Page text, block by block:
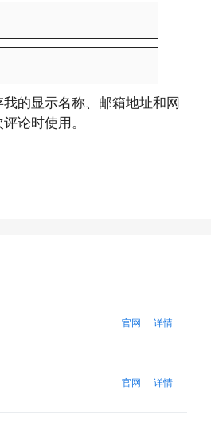
的显示名称、邮箱地址和网
论时使用。
官网 详情
官网 详情